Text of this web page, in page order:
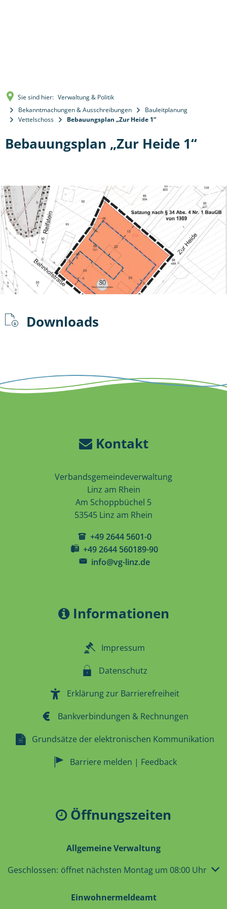
Sie sind hier: Verwaltung & Politik
Bekanntmachungen & Ausschreibungen
Bauleitplanung
Vettelschoss
Bebauungsplan „Zur Heide 1“
Bebauungsplan „Zur Heide 1“
Downloads
Kontakt
Verbandsgemeindeverwaltung
Linz am Rhein
Am Schoppbüchel 5
53545 Linz am Rhein
+49 2644 5601-0
+49 2644 560189-90
info@vg-linz.de
Informationen
Impressum
Datenschutz
Erklärung zur Barrierefreiheit
Bankverbindungen & Rechnungen
Grundsätze der elektronischen Kommunikation
Barriere melden | Feedback
Öffnungszeiten
Allgemeine Verwaltung
Klicken, um weitere Öffnungs- oder Schließzeiten
Geschlossen: öffnet nächsten Montag um 08:00 Uhr
Einwohnermeldeamt